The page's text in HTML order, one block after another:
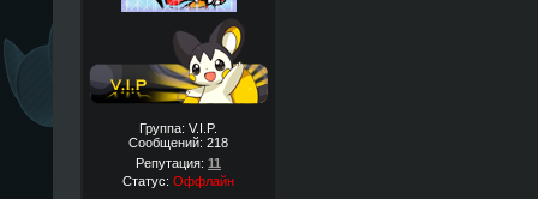
Группа: V.I.P.
Сообщений: 218
Репутация: 11
Статус: Оффлайн